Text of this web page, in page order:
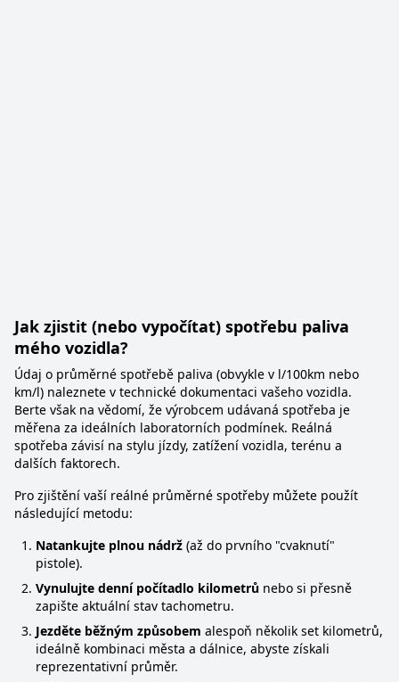
Jak zjistit (nebo vypočítat) spotřebu paliva
mého vozidla?
Údaj o průměrné spotřebě paliva (obvykle v l/100km nebo
km/l) naleznete v technické dokumentaci vašeho vozidla.
Berte však na vědomí, že výrobcem udávaná spotřeba je
měřena za ideálních laboratorních podmínek. Reálná
spotřeba závisí na stylu jízdy, zatížení vozidla, terénu a
dalších faktorech.
Pro zjištění vaší reálné průměrné spotřeby můžete použít
následující metodu:
Natankujte plnou nádrž (až do prvního "cvaknutí"
pistole).
Vynulujte denní počítadlo kilometrů nebo si přesně
zapište aktuální stav tachometru.
Jezděte běžným způsobem alespoň několik set kilometrů,
ideálně kombinaci města a dálnice, abyste získali
reprezentativní průměr.